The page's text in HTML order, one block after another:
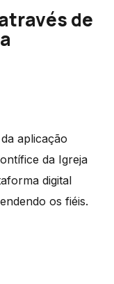
de
aplicação
da Igreja
digital
os fiéis.